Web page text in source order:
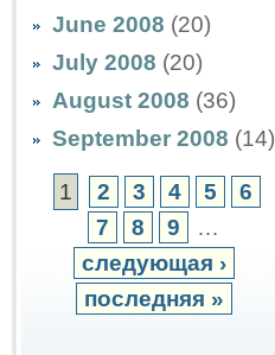
June 2008 (20)
July 2008 (20)
August 2008 (36)
September 2008 (14)
1 2 3 4 5
6
7
8 9
…
следующая ›
последняя »